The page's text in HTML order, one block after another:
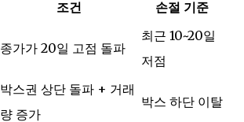
조건
손절 기준
종가가 20일 고점 돌파
최근 10~20일
저점
박스권 상단 돌파 + 거래
량 증가
박스 하단 이탈